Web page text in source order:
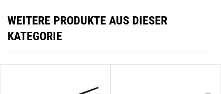
WEITERE PRODUKTE AUS DIESER
KATEGORIE